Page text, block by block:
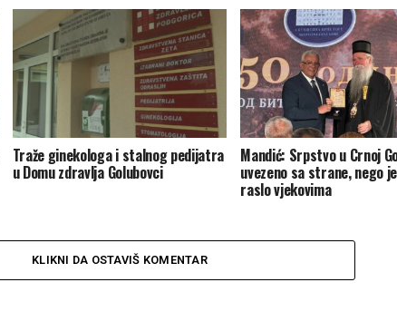
Traže ginekologa i stalnog pedijatra
u Domu zdravlja Golubovci
Mandić: Srpstvo u Crnoj
uvezeno sa strane, nego
raslo vjekovima
KLIKNI DA OSTAVIŠ KOMENTAR